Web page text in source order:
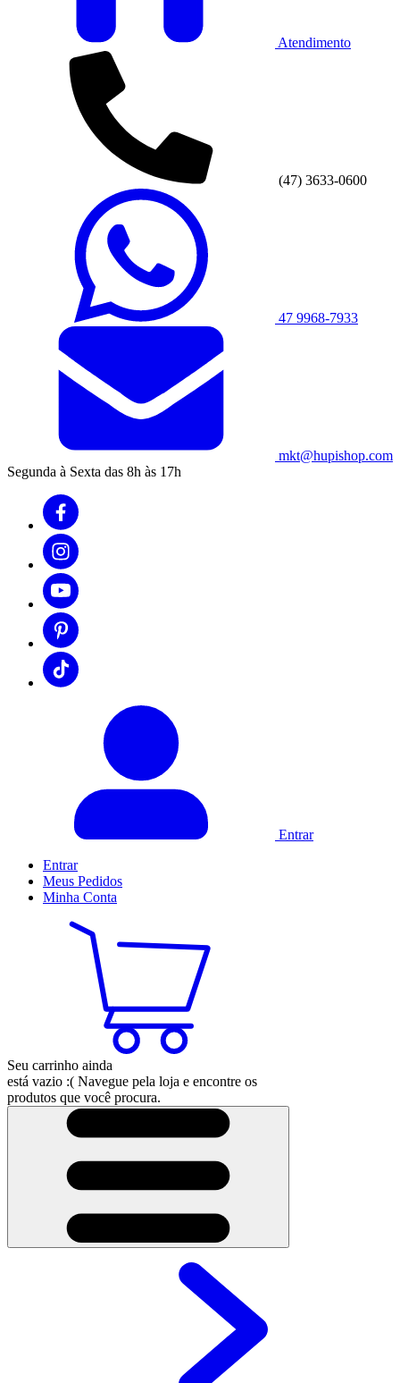
Atendimento
(47) 3633-0600
47 9968-7933
mkt@hupishop.com
Segunda à Sexta das 8h às 17h
Entrar
Entrar
Meus Pedidos
Minha Conta
Seu carrinho ainda
está vazio :( Navegue pela loja e encontre os
produtos que você procura.